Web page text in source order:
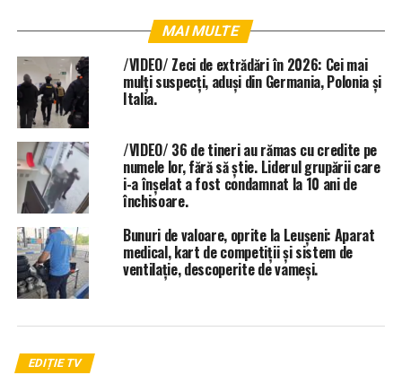
MAI MULTE
/VIDEO/ Zeci de extrădări în 2026: Cei mai
mulți suspecți, aduși din Germania, Polonia și
Italia.
/VIDEO/ 36 de tineri au rămas cu credite pe
numele lor, fără să știe. Liderul grupării care
i-a înșelat a fost condamnat la 10 ani de
închisoare.
Bunuri de valoare, oprite la Leușeni: Aparat
medical, kart de competiții și sistem de
ventilație, descoperite de vameși.
EDIȚIE TV